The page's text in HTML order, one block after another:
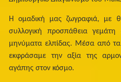
Η ομαδική μας ζωγραφιά, με
συλλογική προσπάθεια γεμάτη
μηνύματα ελπίδας. Μέσα από τα
εκφράσαμε την αξία της
αγάπης στον κόσμο.